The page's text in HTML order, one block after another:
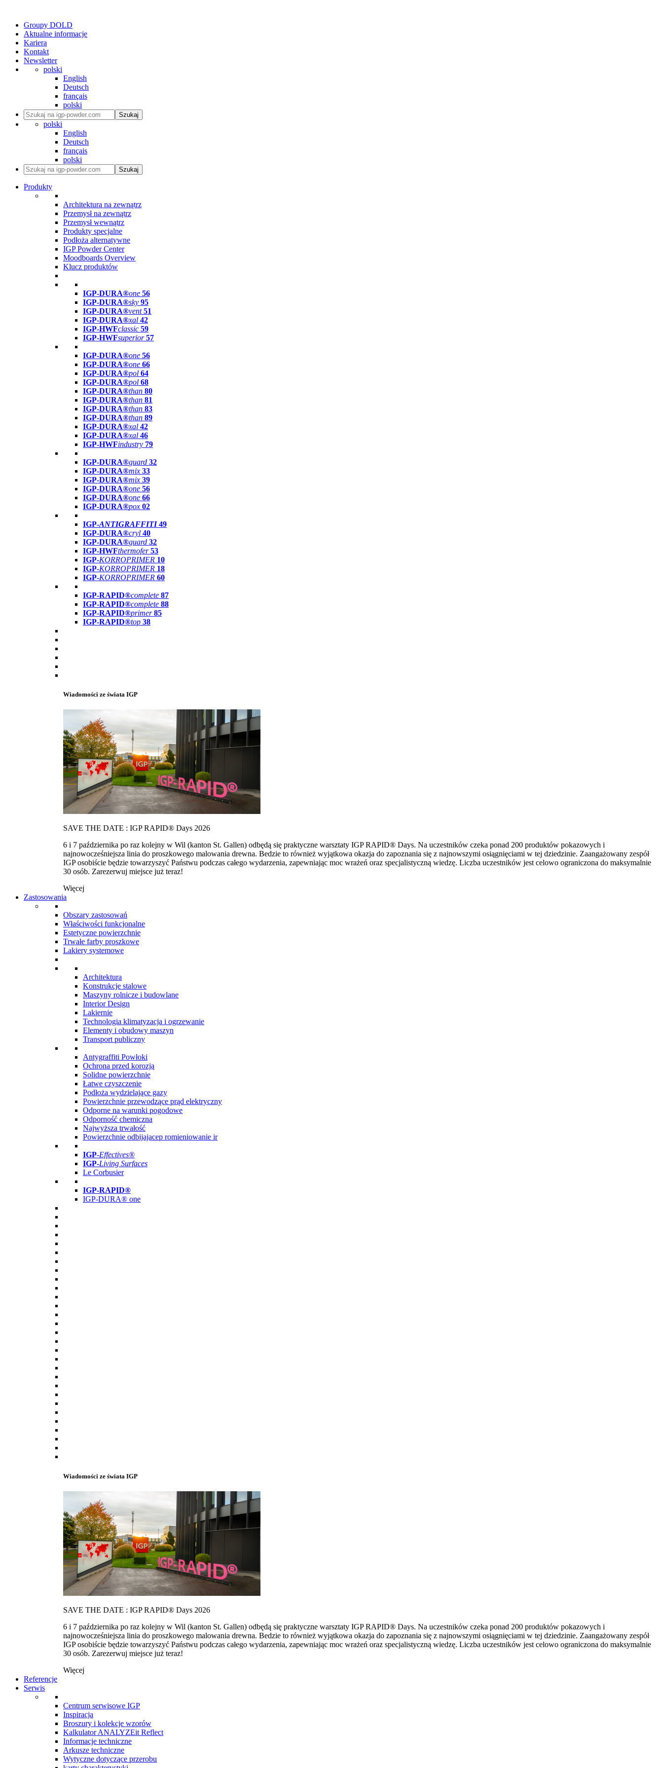
Groupy DOLD
Aktualne informacje
Kariera
Kontakt
Newsletter
polski
English
Deutsch
français
polski
Szukaj
polski
English
Deutsch
français
polski
Szukaj
Produkty
Architektura na zewnątrz
Przemysł na zewnątrz
Przemysł wewnątrz
Produkty specjalne
Podłoża alternatywne
IGP Powder Center
Moodboards Overview
Klucz produktów
IGP-DURA®one 56
IGP-DURA®sky 95
IGP-DURA®vent 51
IGP-DURA®xal 42
IGP-HWFclassic 59
IGP-HWFsuperior 57
IGP-DURA®one 56
IGP-DURA®one 66
IGP-DURA®pol 64
IGP-DURA®pol 68
IGP-DURA®than 80
IGP-DURA®than 81
IGP-DURA®than 83
IGP-DURA®than 89
IGP-DURA®xal 42
IGP-DURA®xal 46
IGP-HWFindustry 79
IGP-DURA®guard 32
IGP-DURA®mix 33
IGP-DURA®mix 39
IGP-DURA®one 56
IGP-DURA®one 66
IGP-DURA®pox 02
IGP-ANTIGRAFFITI49
IGP-DURA®cryl 40
IGP-DURA®guard 32
IGP-HWFthermofer 53
IGP-KORROPRIMER 10
IGP-KORROPRIMER 18
IGP-KORROPRIMER 60
IGP-RAPID®complete 87
IGP-RAPID®complete 88
IGP-RAPID®primer 85
IGP-RAPID®top 38
Wiadomości ze świata IGP
SAVE THE DATE : IGP RAPID® Days 2026
6 i 7 października po raz kolejny w Wil (kanton St. Gallen) odbędą się praktyczne warsztaty IGP RAPID® Days. Na uczestników czeka ponad 200 produktów pokazowych i
najnowocześniejsza linia do proszkowego malowania drewna. Bedzie to również wyjątkowa okazja do zapoznania się z najnowszymi osiągnięciami w tej dziedzinie. Zaangażowany zespół
IGP osobiście będzie towarzyszyć Państwu podczas całego wydarzenia, zapewniając moc wrażeń oraz specjalistyczną wiedzę. Liczba uczestników jest celowo ograniczona do maksymalnie
30 osób. Zarezerwuj miejsce już teraz!
Więcej
Zastosowania
Obszary zastosowań
Właściwości funkcjonalne
Estetyczne powierzchnie
Trwałe farby proszkowe
Lakiery systemowe
Architektura
Konstrukcje stalowe
Maszyny rolnicze i budowlane
Interior Design
Lakiernie
Technologia klimatyzacja i ogrzewanie
Elementy i obudowy maszyn
Transport publiczny
Antygraffiti Powłoki
Ochrona przed korozją
Solidne powierzchnie
Łatwe czyszczenie
Podłoża wydzielające gazy
Powierzchnie przewodzące prąd elektryczny
Odporne na warunki pogodowe
Odporność chemiczna
Najwyższa trwałość
Powierzchnie odbijajacep romieniowanie ir
IGP-Effectives®
IGP-Living Surfaces
Le Corbusier
IGP-RAPID®
IGP-DURA® one
Wiadomości ze świata IGP
SAVE THE DATE : IGP RAPID® Days 2026
6 i 7 października po raz kolejny w Wil (kanton St. Gallen) odbędą się praktyczne warsztaty IGP RAPID® Days. Na uczestników czeka ponad 200 produktów pokazowych i
najnowocześniejsza linia do proszkowego malowania drewna. Bedzie to również wyjątkowa okazja do zapoznania się z najnowszymi osiągnięciami w tej dziedzinie. Zaangażowany zespół
IGP osobiście będzie towarzyszyć Państwu podczas całego wydarzenia, zapewniając moc wrażeń oraz specjalistyczną wiedzę. Liczba uczestników jest celowo ograniczona do maksymalnie
30 osób. Zarezerwuj miejsce już teraz!
Więcej
Referencje
Serwis
Centrum serwisowe IGP
Inspiracja
Broszury i kolekcje wzorów
Kalkulator ANALYZEit Reflect
Informacje techniczne
Arkusze techniczne
Wytyczne dotyczące przerobu